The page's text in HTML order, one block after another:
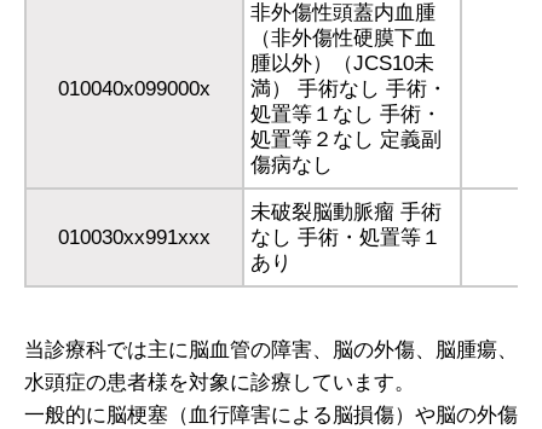
010040x099000x
非外傷性頭蓋内血腫
（非外傷性硬膜下血
腫以外）（JCS10未
満） 手術なし 手術・
処置等１なし 手術・
処置等２なし 定義副
傷病なし
010030xx991xxx
未破裂脳動脈瘤 手術
なし 手術・処置等１
あり
当診療科では主に脳血管の障害、脳の外傷、脳腫瘍、
水頭症の患者様を対象に診療しています。
一般的に脳梗塞（血行障害による脳損傷）や脳の外傷